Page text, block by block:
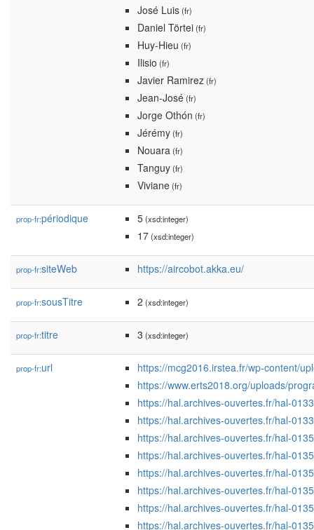
José Luis(fr)
Daniel Törtei(fr)
Huy-Hieu (fr)
Ilisio (fr)
Javier Ramirez(fr)
Jean-José(fr)
Jorge Othón (fr)
Jérémy(fr)
Nouara(fr)
Tanguy(fr)
Viviane(fr)
prop-fr:périodique 5(xsd:integer)
17(xsd:integer)
prop-fr:siteWeb https://aircobot.akka.eu/
prop-fr:sousTitre 2 (xsd:integer)
prop-fr:titre 3 (xsd:integer)
prop-fr:url
https://mcg2016.irstea.fr/wp-content/
https://www.erts2018.org/uploads/
https://hal.archives-ouvertes.fr/hal-
https://hal.archives-ouvertes.fr/hal-
https://hal.archives-ouvertes.fr/hal-
https://hal.archives-ouvertes.fr/hal-
https://hal.archives-ouvertes.fr/hal-
https://hal.archives-ouvertes.fr/hal-
https://hal.archives-ouvertes.fr/hal-
https://hal.archives-ouvertes.fr/hal-